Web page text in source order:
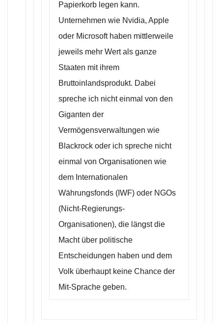
Papierkorb legen kann.
Unternehmen wie Nvidia, Apple
oder Microsoft haben mittlerweile
jeweils mehr Wert als ganze
Staaten mit ihrem
Bruttoinlandsprodukt. Dabei
spreche ich nicht einmal von den
Giganten der
Vermögensverwaltungen wie
Blackrock oder ich spreche nicht
einmal von Organisationen wie
dem Internationalen
Währungsfonds (IWF) oder NGOs
(Nicht-Regierungs-
Organisationen), die längst die
Macht über politische
Entscheidungen haben und dem
Volk überhaupt keine Chance der
Mit-Sprache geben.